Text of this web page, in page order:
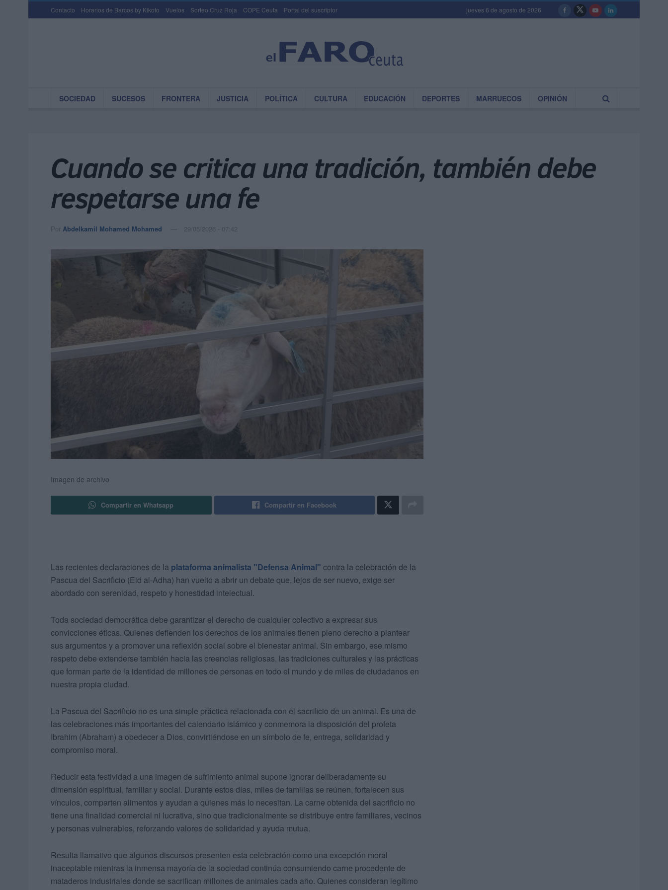
Contacto Horarios de Barcos by Kikoto Vuelos Sorteo Cruz Roja COPE Ceuta Portal del suscriptor jueves 6 de agosto de 2026
SOCIEDAD SUCESOS FRONTERA JUSTICIA POLÍTICA CULTURA EDUCACIÓN DEPORTES MARRUECOS OPINIÓN
Cuando se critica una tradición, también debe
respetarse una fe
Por Abdelkamil Mohamed Mohamed 29/05/2026 - 07:42
Imagen de archivo
Compartir en Whatsapp Compartir en Facebook
Las recientes declaraciones de la plataforma animalista "Defensa Animal" contra la celebración de la
Pascua del Sacrificio (Eid al-Adha) han vuelto a abrir un debate que, lejos de ser nuevo, exige ser
abordado con serenidad, respeto y honestidad intelectual.
Toda sociedad democrática debe garantizar el derecho de cualquier colectivo a expresar sus
convicciones éticas. Quienes defienden los derechos de los animales tienen pleno derecho a plantear
sus argumentos y a promover una reflexión social sobre el bienestar animal. Sin embargo, ese mismo
respeto debe extenderse también hacia las creencias religiosas, las tradiciones culturales y las prácticas
que forman parte de la identidad de millones de personas en todo el mundo y de miles de ciudadanos en
nuestra propia ciudad.
La Pascua del Sacrificio no es una simple práctica relacionada con el sacrificio de un animal. Es una de
las celebraciones más importantes del calendario islámico y conmemora la disposición del profeta
Ibrahim (Abraham) a obedecer a Dios, convirtiéndose en un símbolo de fe, entrega, solidaridad y
compromiso moral.
Reducir esta festividad a una imagen de sufrimiento animal supone ignorar deliberadamente su
dimensión espiritual, familiar y social. Durante estos días, miles de familias se reúnen, fortalecen sus
vínculos, comparten alimentos y ayudan a quienes más lo necesitan. La carne obtenida del sacrificio no
tiene una finalidad comercial ni lucrativa, sino que tradicionalmente se distribuye entre familiares, vecinos
y personas vulnerables, reforzando valores de solidaridad y ayuda mutua.
Resulta llamativo que algunos discursos presenten esta celebración como una excepción moral
inaceptable mientras la inmensa mayoría de la sociedad continúa consumiendo carne procedente de
mataderos industriales donde se sacrifican millones de animales cada año. Quienes consideran legítimo